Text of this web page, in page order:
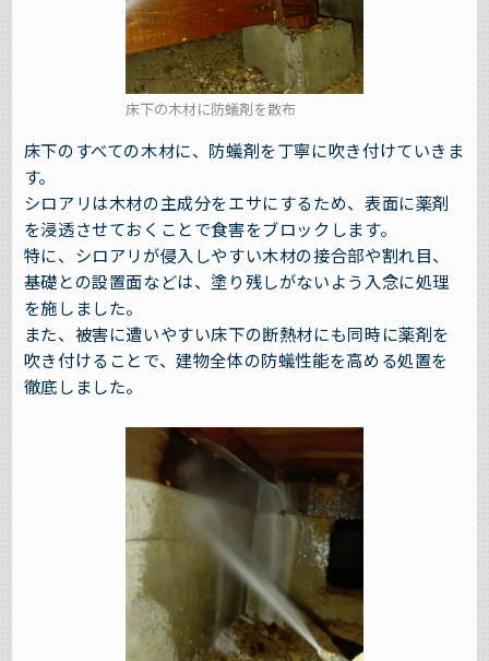
床下の木材に防蟻剤を散布
床下のすべての木材に、防蟻剤を丁寧に吹き付けていきま
す。
シロアリは木材の主成分をエサにするため、表面に薬剤
を浸透させておくことで食害をブロックします。
特に、シロアリが侵入しやすい木材の接合部や割れ目、
基礎との設置面などは、塗り残しがないよう入念に処理
を施しました。
また、被害に遭いやすい床下の断熱材にも同時に薬剤を
吹き付けることで、建物全体の防蟻性能を高める処置を
徹底しました。